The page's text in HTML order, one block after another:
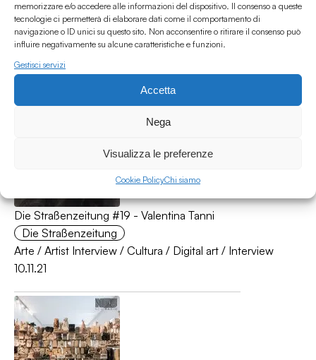
memorizzare e/o accedere alle informazioni del dispositivo. Il consenso a queste
tecnologie ci permetterà di elaborare dati come il comportamento di
navigazione o ID unici su questo sito. Non acconsentire o ritirare il consenso può
influire negativamente su alcune caratteristiche e funzioni.
Gestisci servizi
Accetta
Nega
Visualizza le preferenze
Cookie PolicyChi siamo
Flash Forward - Interferenze culturali dal futuro #6
Flash Forward
29.11.21
Die Straßenzeitung #19 - Valentina Tanni
Die Straßenzeitung
Arte / Artist Interview / Cultura / Digital art / Interview
10.11.21